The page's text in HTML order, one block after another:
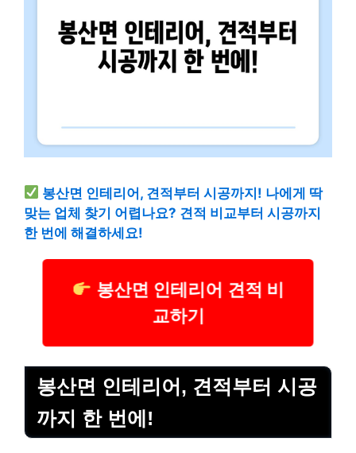
봉산면 인테리어, 견적부터 시공까지! 나에게 딱
맞는 업체 찾기 어렵나요? 견적 비교부터 시공까지
한 번에 해결하세요!
봉산면 인테리어 견적 비
교하기
봉산면 인테리어, 견적부터 시공
까지 한 번에!